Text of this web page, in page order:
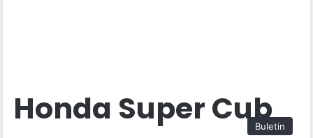
Honda Super Cub
Buletin